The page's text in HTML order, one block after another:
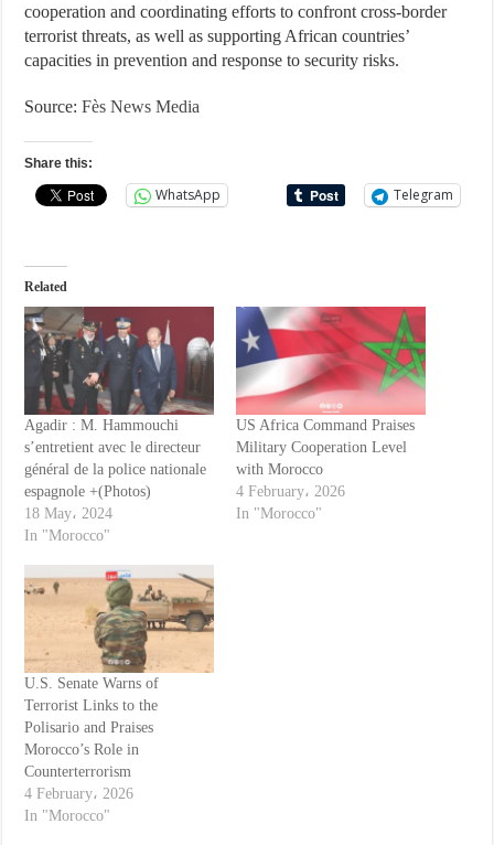
cooperation and coordinating efforts to confront cross-border
terrorist threats, as well as supporting African countries’
capacities in prevention and response to security risks.
Source:Fès News Media
Share this:
WhatsApp Telegram
Related
Agadir : M. Hammouchi
s’entretient avec le directeur
général de la police nationale
espagnole +(Photos)
18 May، 2024
In "Morocco"
US Africa Command Praises
Military Cooperation Level
with Morocco
4 February، 2026
In "Morocco"
U.S. Senate Warns of
Terrorist Links to the
Polisario and Praises
Morocco’s Role in
Counterterrorism
4 February، 2026
In "Morocco"